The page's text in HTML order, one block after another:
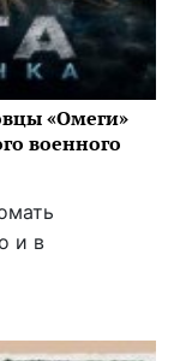
«Омеги»
военного
и в